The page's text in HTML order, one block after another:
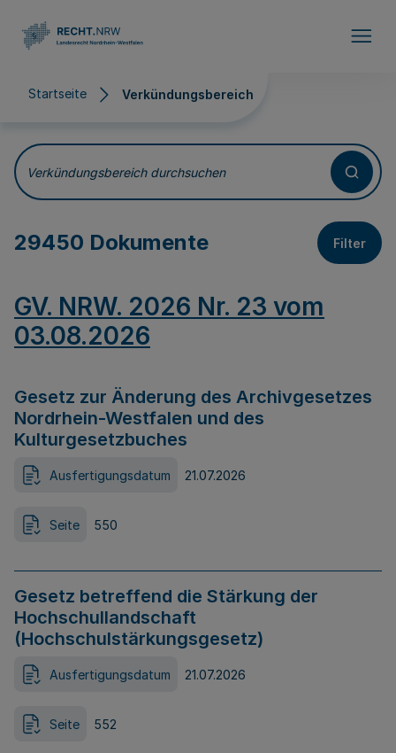
Startseite Verkündungsbereich
Verkündungsbereich
Verkündungsbereich durchsuchen
29450 Dokumente Filter
GV. NRW. 2026 Nr. 23 vom
03.08.2026
Gesetz zur Änderung des Archivgesetzes
Nordrhein-Westfalen und des
Kulturgesetzbuches
Ausfertigungsdatum 21.07.2026
Seite 550
Gesetz betreffend die Stärkung der
Hochschullandschaft
(Hochschulstärkungsgesetz)
Ausfertigungsdatum 21.07.2026
Seite 552